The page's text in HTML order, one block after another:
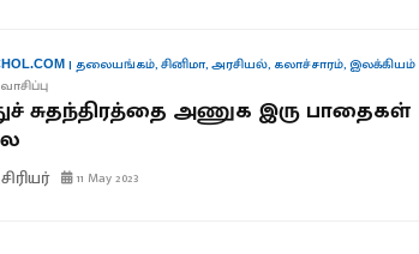
| தலையங்கம்,சினிமா,அரசியல், கலாச்சாரம், இலக்கியம்
சுதந்திரத்தை அணுக இரு பாதைகள்
11 May 2023